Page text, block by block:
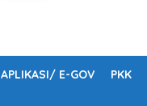
APLIKASI/ E-GOV PKK